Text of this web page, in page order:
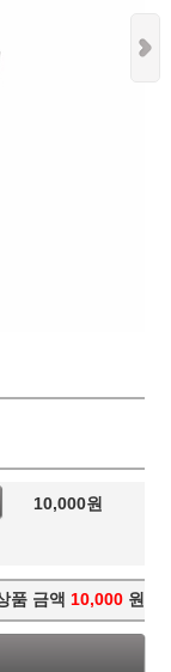
10,000원
품 금액 10,000 원